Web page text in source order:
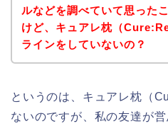
ルなどを調べていて思った
けど、キュアレ枕（
ラインをしていないの？
というのは、キュアレ枕（
ないのですが、私の友達が